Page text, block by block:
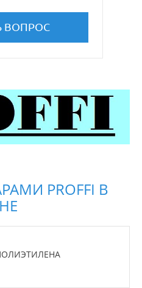
ВОПРОС
PROFFI В